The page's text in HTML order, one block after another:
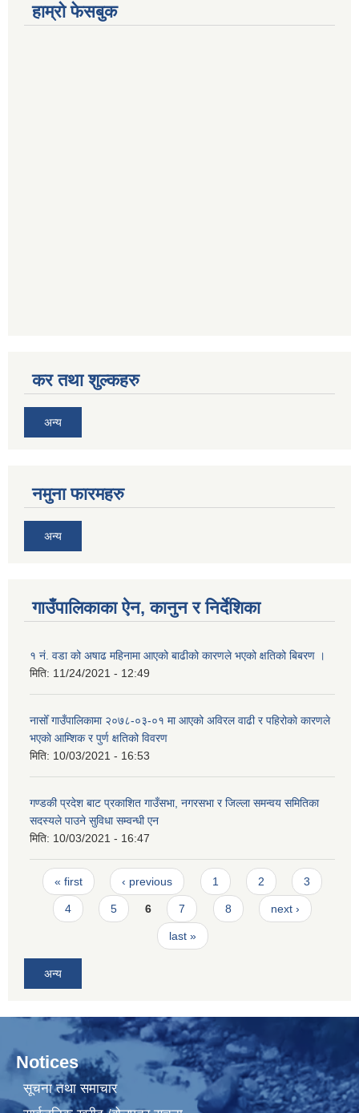
हाम्रो फेसबुक
कर तथा शुल्कहरु
अन्य
नमुना फारमहरु
अन्य
गाउँपालिकाका ऐन, कानुन र निर्देशिका
१ नं. वडा को अषाढ महिनामा आएको बाढीको कारणले भएको क्षतिको बिबरण ।
मिति: 11/24/2021 - 12:49
नासोँ गाउँपालिकामा २०७८-०३-०१ मा आएको अविरल वाढी र पहिरोकाे कारणले
भएकाे आम्शिक र पुर्ण क्षतिको विवरण
मिति: 10/03/2021 - 16:53
गण्डकी प्रदेश बाट प्रकाशित गाउँसभा, नगरसभा र जिल्ला समन्वय समितिका
सदस्यले पाउने सुविधा सम्वन्धी एन
मिति: 10/03/2021 - 16:47
Pages
« first ‹ previous 1 2 3
4 5 6 7 8 next ›
last »
अन्य
Notices
सूचना तथा समाचार